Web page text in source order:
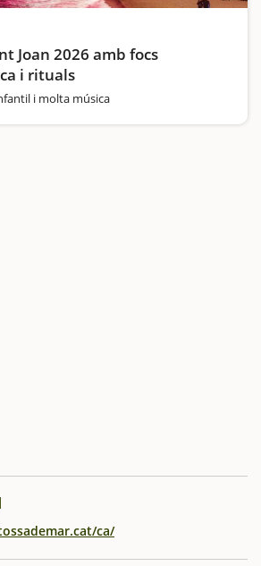
Joan 2026 amb focs
i rituals
i molta música
ca/